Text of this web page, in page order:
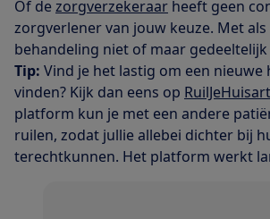
Of dezorgverzekeraar heeft geen
zorgverlener van jouw keuze. Met
behandeling niet of maar
Tip: Vind je het lastig om een nieuwe
vinden? Kijk dan eens op
platform kun je met een andere
ruilen, zodat jullie allebei dichter bij
terechtkunnen. Het platform werkt